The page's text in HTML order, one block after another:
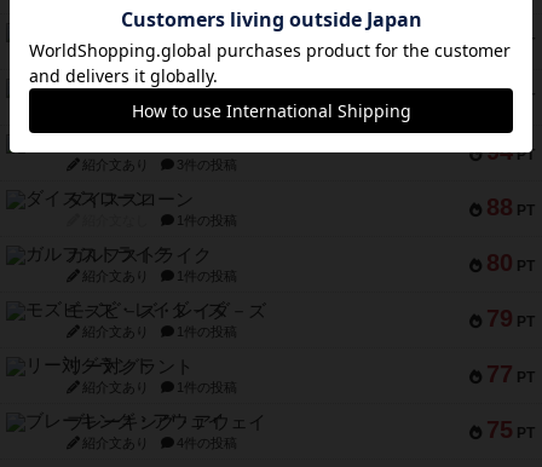
PT
ドブル：ポケットモンスター
紹介文あり 4件の投稿
118 PT
ジャンヌ・ダルク-オルレアン ドロー＆ライト
紹介文なし 5件の投稿
94 PT
紹介文あり 3件の投稿
88 PT
ダイススローン
1件の投稿
80 PT
ガルフストライク
紹介文あり 1件の投稿
79 PT
モズビ－ズ・レイダ－ズ
紹介文あり 1件の投稿
77 PT
リー対グラント
紹介文あり 1件の投稿
75 PT
ブレーキング・アウェイ
紹介文あり 4件の投稿